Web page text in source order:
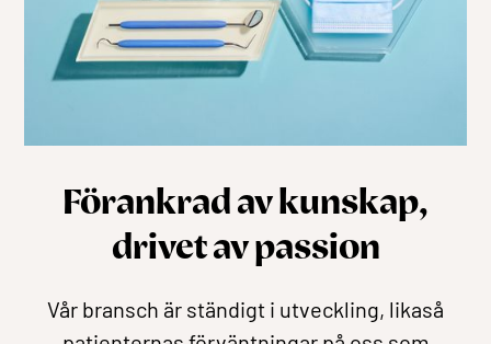
Förankrad av kunskap,
drivet av passion
Vår bransch är ständigt i utveckling, likaså